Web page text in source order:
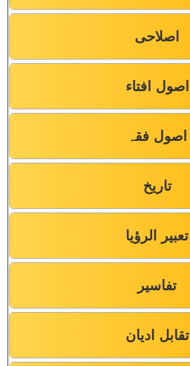
اصلاحی
اصول افتاء
اصول فقہ
تاریخ
تعبیر الرؤیا
تفاسیر
تقابل ادیان